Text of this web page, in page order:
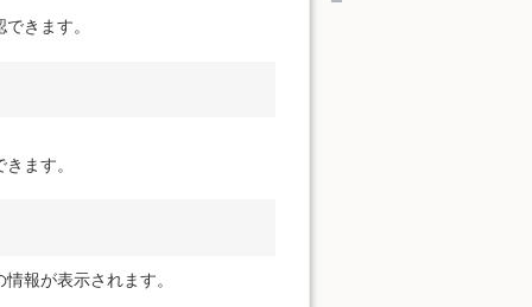
きます。
ます。
報が表示されます。